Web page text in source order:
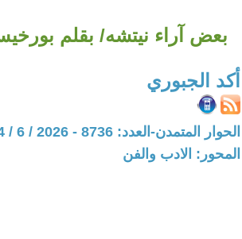
بعض آراء نيتشه/ بقلم
أكد الجبوري
الحوار المتمدن-العدد: 8736 - 2026 / 6 / 14 - 20:05
المحور: الادب والفن